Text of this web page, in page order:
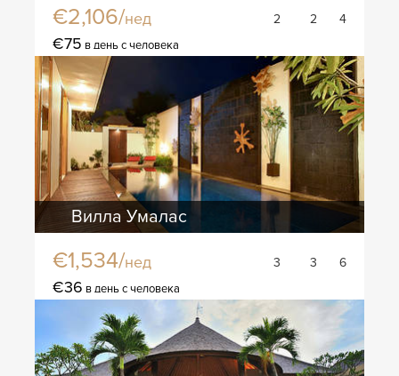
€2,106/нед 2 2 4
€75 в день с человека
Вилла Умалас
€1,534/нед 3 3 6
€36 в день с человека